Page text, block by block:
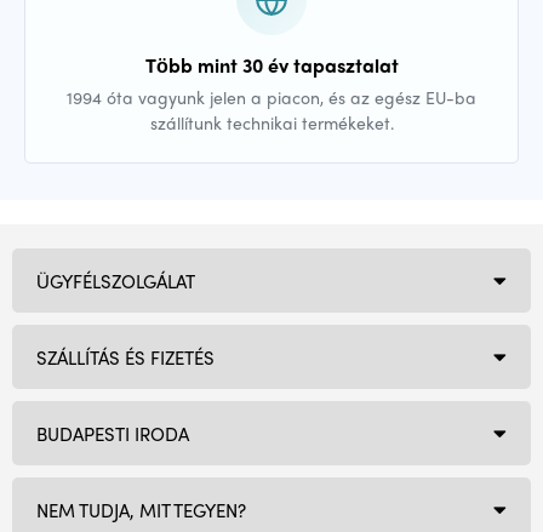
Több mint 30 év tapasztalat
1994 óta vagyunk jelen a piacon, és az egész EU-ba
szállítunk technikai termékeket.
BUDAPESTI IRODA
NEM TUDJA, MIT TEGYEN?
ÜGYFÉLSZOLGÁLAT
SZÁLLÍTÁS ÉS FIZETÉS